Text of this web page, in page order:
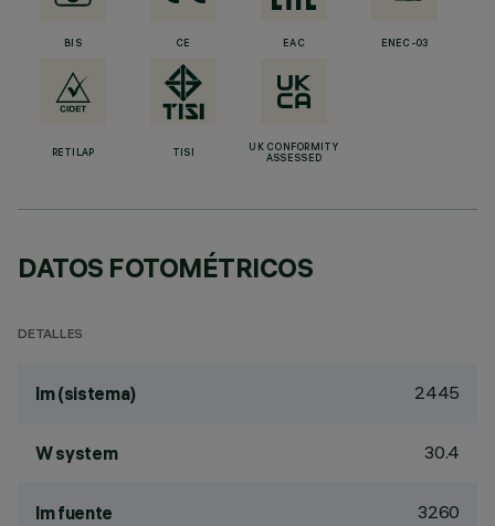
BIS CE EAC ENEC-03
RETILAP TISI
UK CONFORMITY
ASSESSED
DATOS FOTOMÉTRICOS
DETALLES
lm (sistema) 2445
W system 30.4
lm fuente 3260